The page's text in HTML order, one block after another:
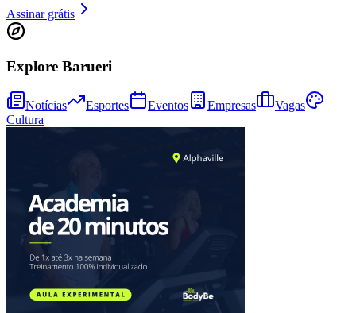
Assinar grátis
Explore Barueri
Notícias Esportes Eventos Empresas
Vagas
Cultura